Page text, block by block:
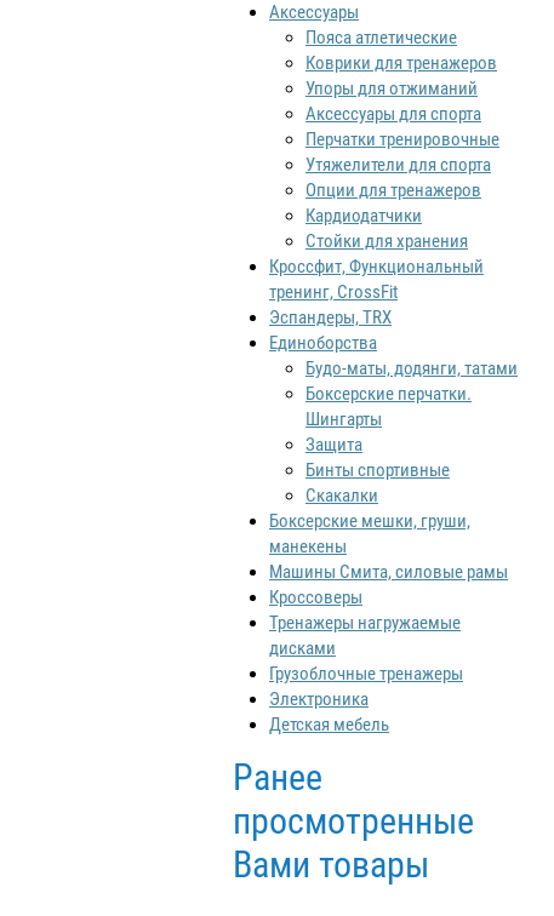
Аксессуары
Пояса атлетические
Коврики для тренажеров
Упоры для отжиманий
Аксессуары для спорта
Перчатки тренировочные
Утяжелители для спорта
Опции для тренажеров
Кардиодатчики
Стойки для хранения
Кроссфит, Функциональный
тренинг, CrossFit
Эспандеры, TRX
Единоборства
Будо-маты, додянги, татами
Боксерские перчатки.
Шингарты
Защита
Бинты спортивные
Скакалки
Боксерские мешки, груши,
манекены
Машины Смита, силовые рамы
Кроссоверы
Тренажеры нагружаемые
дисками
Грузоблочные тренажеры
Электроника
Детская мебель
Ранее
просмотренные
Вами товары